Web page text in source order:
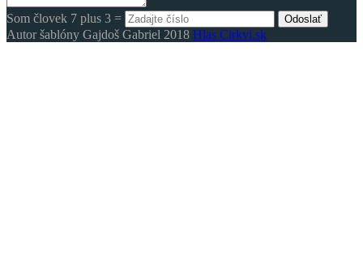
Som človek 7 plus 3 = Odoslať
Autor šablóny Gajdoš Gabriel 2018 Hlas Cirkvi.sk